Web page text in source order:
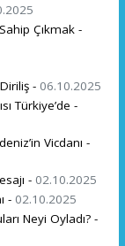
Çıkmak -
- 06.10.2025
Türkiye’de -
Vicdanı -
- 02.10.2025
- 02.10.2025
Neyi Oyladı? -